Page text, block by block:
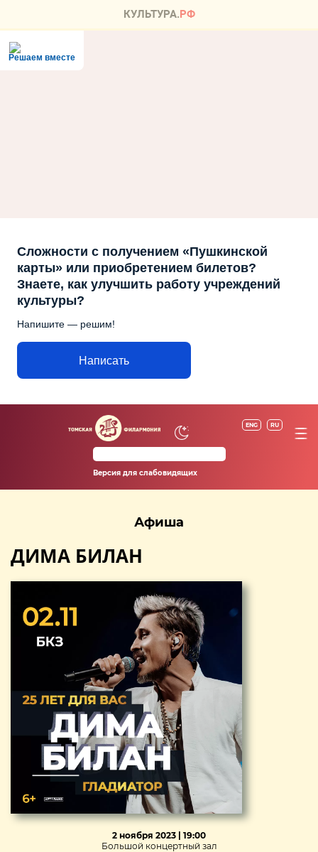
Решаем вместе
Сложности с получением «Пушкинской
карты» или приобретением билетов?
Знаете, как улучшить работу учреждений
культуры?
Напишите — решим!
Написать
ENG RU
Версия для слабовидящих
Афиша
ДИМА БИЛАН
2 ноября 2023 | 19:00
Большой концертный зал